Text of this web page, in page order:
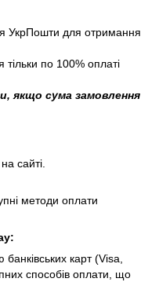
УкрПошти для отримання
по 100% оплаті
якщо сума замовлення
сайті.
методи оплати
карт (Visa,
способів оплати, що